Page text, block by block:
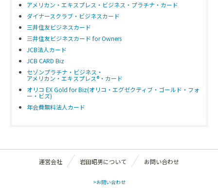
アメリカン・エキスプレス・ビジネス・プラチナ・カード
ダイナースクラブ・ビジネスカード
三井住友ビジネスカード
三井住友ビジネスカード for Owners
JCB法人カード
JCB CARD Biz
セゾンプラチナ・ビジネス・
アメリカン・エキスプレス®・カード
オリコ EX Gold for Biz(オリコ・エグゼクティブ・ゴールド・フォ
ー・ビズ)
年会費無料法人カード
運営会社 岩田昭男について お問い合わせ
>お問い合わせ